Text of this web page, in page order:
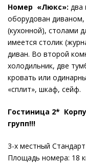
Номер «Люкс»: два
оборудован
(кухонной), столами
имеется столик
диван. Во второй
холодильник, две
кровать или
«сплит», шкаф, сейф.
Гостиница 2*
групп!!!
3-х местный
Площадь номера: 18